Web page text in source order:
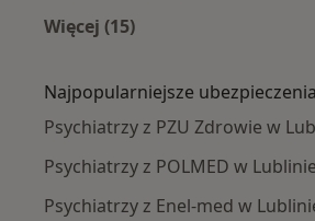
Więcej (15)
Najpopularniejsze ubezpieczenia
Psychiatrzy z PZU Zdrowie w
Psychiatrzy z POLMED w Lublinie
Psychiatrzy z Enel-med w